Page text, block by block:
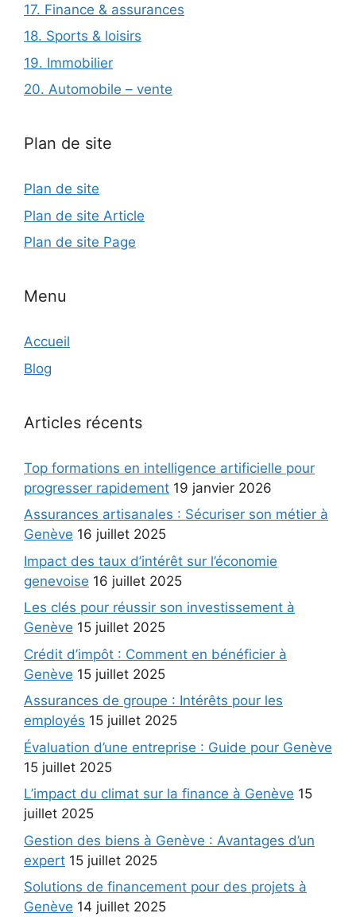
17. Finance & assurances
18. Sports & loisirs
19. Immobilier
20. Automobile – vente
Plan de site
Plan de site
Plan de site Article
Plan de site Page
Menu
Accueil
Blog
Articles récents
Top formations en intelligence artificielle pour
progresser rapidement 19 janvier 2026
Assurances artisanales : Sécuriser son métier à
Genève 16 juillet 2025
Impact des taux d’intérêt sur l’économie
genevoise 16 juillet 2025
Les clés pour réussir son investissement à
Genève 15 juillet 2025
Crédit d’impôt : Comment en bénéficier à
Genève 15 juillet 2025
Assurances de groupe : Intérêts pour les
employés 15 juillet 2025
Évaluation d’une entreprise : Guide pour Genève
15 juillet 2025
L’impact du climat sur la finance à Genève 15
juillet 2025
Gestion des biens à Genève : Avantages d’un
expert 15 juillet 2025
Solutions de financement pour des projets à
Genève 14 juillet 2025